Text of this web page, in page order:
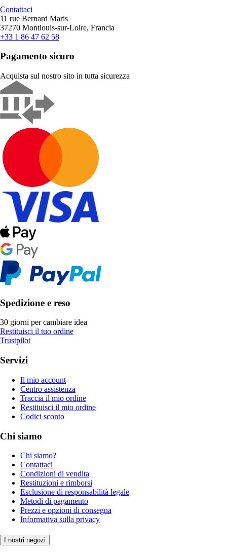
Contattaci
11 rue Bernard Maris
37270 Montlouis-sur-Loire, Francia
+33 1 86 47 62 58
Pagamento sicuro
Acquista sul nostro sito in tutta sicurezza
Spedizione e reso
30 giorni per cambiare idea
Restituisci il tuo ordine
Trustpilot
Servizi
Il mio account
Centro assistenza
Traccia il mio ordine
Restituisci il mio ordine
Codici sconto
Chi siamo
Chi siamo?
Contattaci
Condizioni di vendita
Restituzioni e rimborsi
Esclusione di responsabilità legale
Metodi di pagamento
Prezzi e opzioni di consegna
Informativa sulla privacy
I nostri negozi